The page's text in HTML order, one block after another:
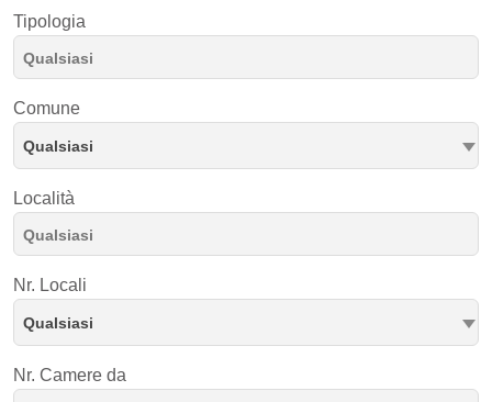
Tipologia
Comune
Qualsiasi
Località
Nr. Locali
Qualsiasi
Nr. Camere da